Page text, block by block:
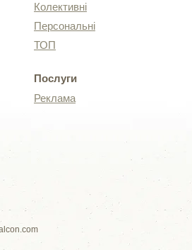
Колективні
Персональні
ТОП
Послуги
Реклама